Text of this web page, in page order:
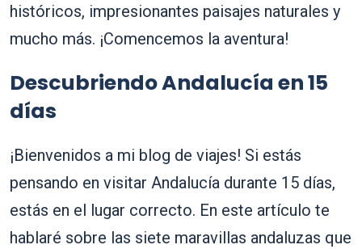
históricos, impresionantes paisajes naturales y
mucho más. ¡Comencemos la aventura!
Descubriendo Andalucía en 15
días
¡Bienvenidos a mi blog de viajes! Si estás
pensando en visitar Andalucía durante 15 días,
estás en el lugar correcto. En este artículo te
hablaré sobre las siete maravillas andaluzas que